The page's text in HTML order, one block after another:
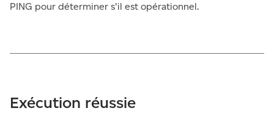
PING pour déterminer s'il est opérationnel.
Exécution réussie